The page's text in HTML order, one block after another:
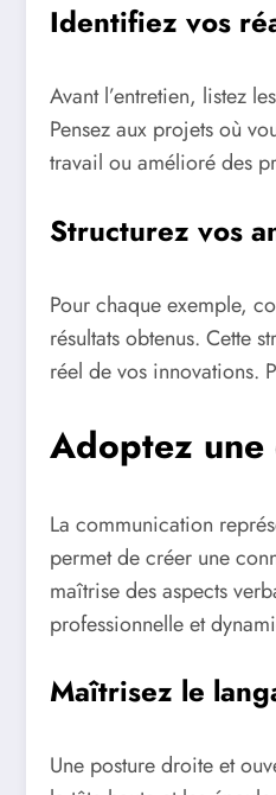
Identifiez vos
Avant l’entretien, listez
Pensez aux projets où
travail ou amélioré des
Structurez vos
Pour chaque exemple,
résultats obtenus. Cette
réel de vos innovations.
Adoptez une
La communication
permet de créer une
maîtrise des aspects
professionnelle et
Maîtrisez le
Une posture droite et